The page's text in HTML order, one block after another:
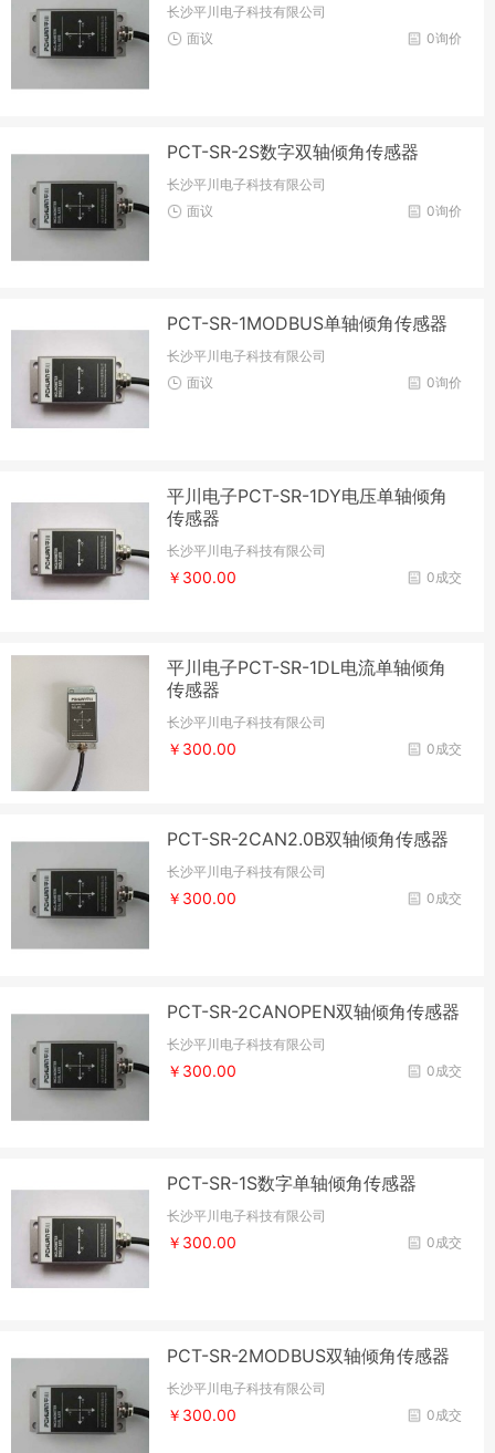
长沙平川电子科技有限公司
0询价
面议
PCT-SR-2S数字双轴倾角传感器
长沙平川电子科技有限公司
0询价
面议
PCT-SR-1MODBUS单轴倾角传感器
长沙平川电子科技有限公司
0询价
面议
平川电子PCT-SR-1DY电压单轴倾角
传感器
长沙平川电子科技有限公司
0成交
￥300.00
平川电子PCT-SR-1DL电流单轴倾角
传感器
长沙平川电子科技有限公司
0成交
￥300.00
PCT-SR-2CAN2.0B双轴倾角传感器
长沙平川电子科技有限公司
0成交
￥300.00
PCT-SR-2CANOPEN双轴倾角传感器
长沙平川电子科技有限公司
0成交
￥300.00
PCT-SR-1S数字单轴倾角传感器
长沙平川电子科技有限公司
0成交
￥300.00
PCT-SR-2MODBUS双轴倾角传感器
长沙平川电子科技有限公司
0成交
￥300.00